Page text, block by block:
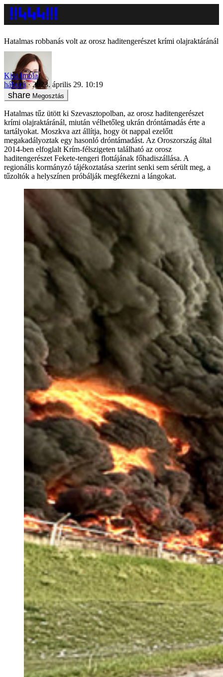
Hatalmas robbanás volt az orosz haditengerészet krími olajraktáránál
Kiss Imola
háború
2023. április 29. 10:19
Megosztás
Hatalmas tűz ütött ki Szevasztopolban, az orosz haditengerészet
krími olajraktáránál, miután vélhetőleg ukrán dróntámadás érte a
tartályokat. Moszkva azt állítja, hogy öt nappal ezelőtt
megakadályoztak egy hasonló dróntámadást. Az Oroszország által
2014-ben elfoglalt Krím-félszigeten található az orosz
haditengerészet Fekete-tengeri flottájának főhadiszállása. A
regionális kormányzó tájékoztatása szerint senki sem sérült meg, a
tűzoltók a helyszínen próbálják megfékezni a lángokat.